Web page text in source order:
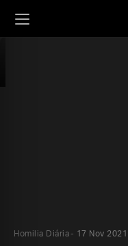
Homilia Diária 17 Nov 2021